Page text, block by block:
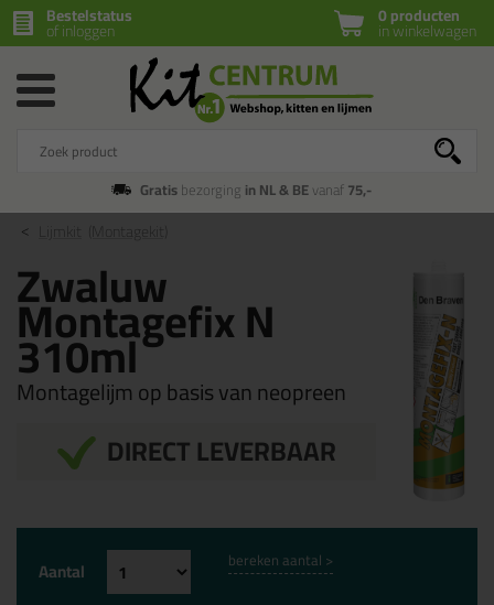
0 producten
in winkelwagen
Bestelstatus
of inloggen
Gratisbezorging in NL & BEvanaf75,-
Zwaluw
Montagefix N
310ml
Montagelijm op basis van neopreen
DIRECT LEVERBAAR
Aantal bereken aantal >